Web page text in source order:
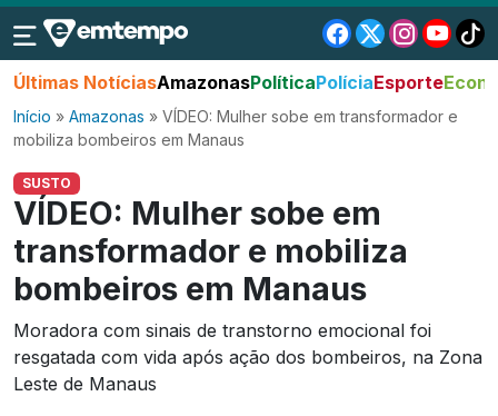
Últimas NotíciasAmazonasPolíticaPolíciaEsporte
Início » Amazonas » VÍDEO: Mulher sobe em transformador e
mobiliza bombeiros em Manaus
SUSTO
VÍDEO: Mulher sobe em
transformador e mobiliza
bombeiros em Manaus
Moradora com sinais de transtorno emocional foi
resgatada com vida após ação dos bombeiros, na Zona
Leste de Manaus